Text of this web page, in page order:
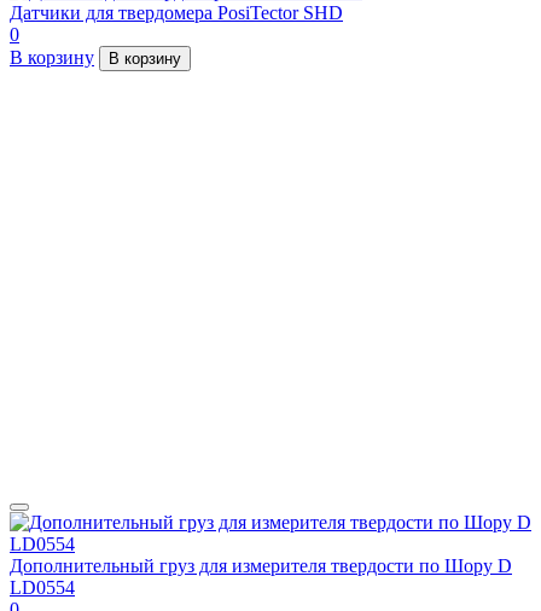
Датчики для твердомера PosiTector SHD
0
В корзину
В корзину
Дополнительный груз для измерителя твердости по Шору D
LD0554